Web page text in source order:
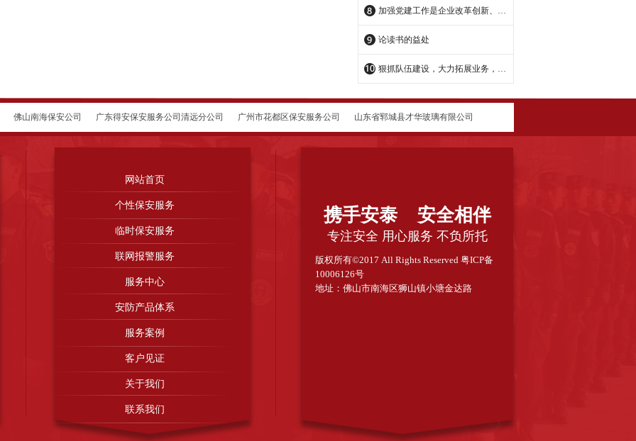
加强党建工作是企业改革创新、科学发展的强大精神动力和重要政治保证
论读书的益处
狠抓队伍建设，大力拓展业务，实现企业跨越式发展----南海保安公司企业建设纪实
佛山南海保安公司 广东得安保安服务公司清远分公司 广州市花都区保安服务公司 山东省郓城县才华玻璃有限公司
山东淄博顺泽电气有限公司 广州保安服务公司 广东得安保安服务有限公司 广东得安保安服务公司江门分公司
网站首页
个性保安服务
临时保安服务
联网报警服务
服务中心
安防产品体系
服务案例
客户见证
关于我们
联系我们
携手安泰 安全相伴
专注安全 用心服务 不负所托
版权所有©2017 All Rights Reserved 粤ICP备
10006126号
地址：佛山市南海区狮山镇小塘金达路